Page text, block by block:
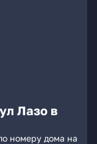
Лазо в
номеру дома на